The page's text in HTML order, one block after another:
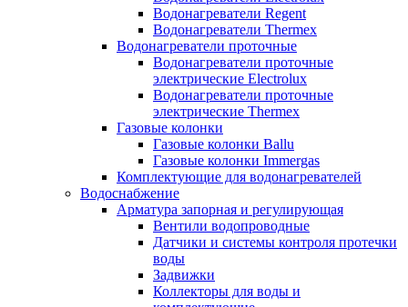
Водонагреватели Regent
Водонагреватели Thermex
Водонагреватели проточные
Водонагреватели проточные
электрические Electrolux
Водонагреватели проточные
электрические Thermex
Газовые колонки
Газовые колонки Ballu
Газовые колонки Immergas
Комплектующие для водонагревателей
Водоснабжение
Арматура запорная и регулирующая
Вентили водопроводные
Датчики и системы контроля протечки
воды
Задвижки
Коллекторы для воды и